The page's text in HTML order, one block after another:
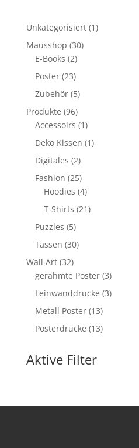
Unkategorisiert 11
Mausshop 3030
E-Books 22
Produkte
Poster 2323
Produkte
Zubehör 55
Produkte
Produkte 9696
Produkte
Accessoirs 11
Produkt
Deko Kissen 11
Digitales 22
Produkte
Fashion 2525
Produkte
Hoodies 44
Produkte
T-Shirts 2121
Puzzles 55
Produkte
Tassen 3030
Wall Art 3232
Produkte
gerahmte Poster 33
Produkte
Leinwanddrucke 33
Metall Poster 1313
Produkte
Posterdrucke 1313
Aktive Filter